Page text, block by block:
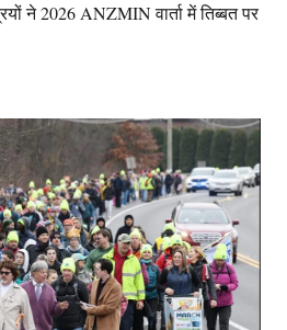
ने 2026 ANZMIN वार्ता में तिब्बत पर